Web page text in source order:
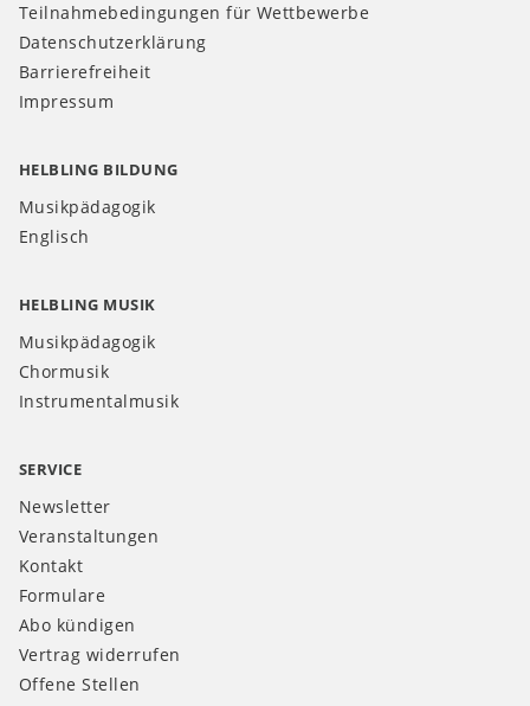
Teilnahmebedingungen für Wettbewerbe
Datenschutzerklärung
Barrierefreiheit
Impressum
HELBLING BILDUNG
Musikpädagogik
Englisch
HELBLING MUSIK
Musikpädagogik
Chormusik
Instrumentalmusik
SERVICE
Newsletter
Veranstaltungen
Kontakt
Formulare
Abo kündigen
Vertrag widerrufen
Offene Stellen